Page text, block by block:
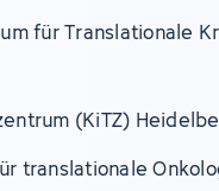
für Translationale
(KiTZ)
translationale